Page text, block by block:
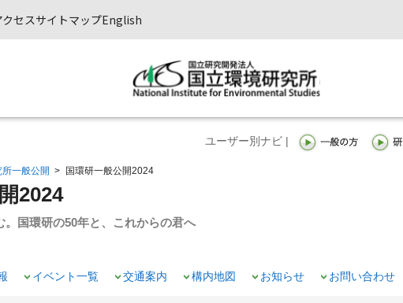
セスサイトマップEnglish
ユーザー別ナビ |
所一般公開 > 国環研一般公開2024
2024
。国環研の50年と、これからの君へ
イベント一覧 交通案内 構内地図 お知らせ お問い合わせ